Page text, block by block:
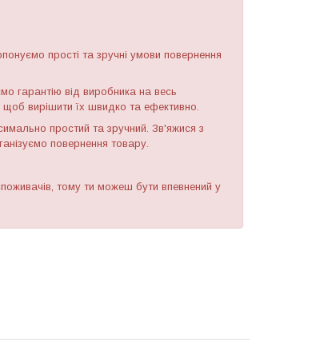
прості та зручні умови повернення
гарантію від виробника на весь
вирішити їх швидко та ефективно.
простий та зручний. Зв'яжися з
повернення товару.
тому ти можеш бути впевнений у